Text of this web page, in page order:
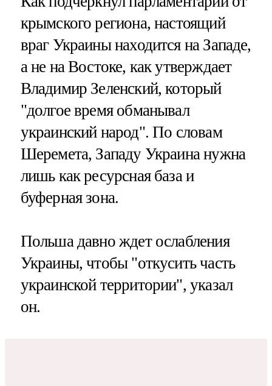
крымского региона, настоящий
враг Украины находится на Западе,
а не на Востоке, как утверждает
Владимир Зеленский, который
"долгое время обманывал
украинский народ". По словам
Шеремета, Западу Украина нужна
лишь как ресурсная база и
буферная зона.
Польша давно ждет ослабления
Украины, чтобы "откусить часть
украинской территории", указал
он.